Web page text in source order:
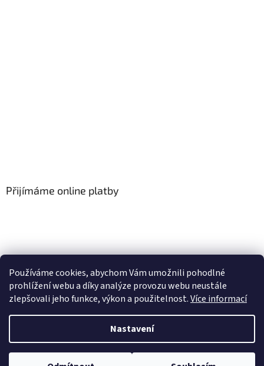
Používáme cookies, abychom Vám umožnili pohodlné
prohlížení webu a díky analýze provozu webu neustále
zlepšovali jeho funkce, výkon a použitelnost.Více informací
Nastavení
Přijímáme online platby
Vytvořil Shoptet